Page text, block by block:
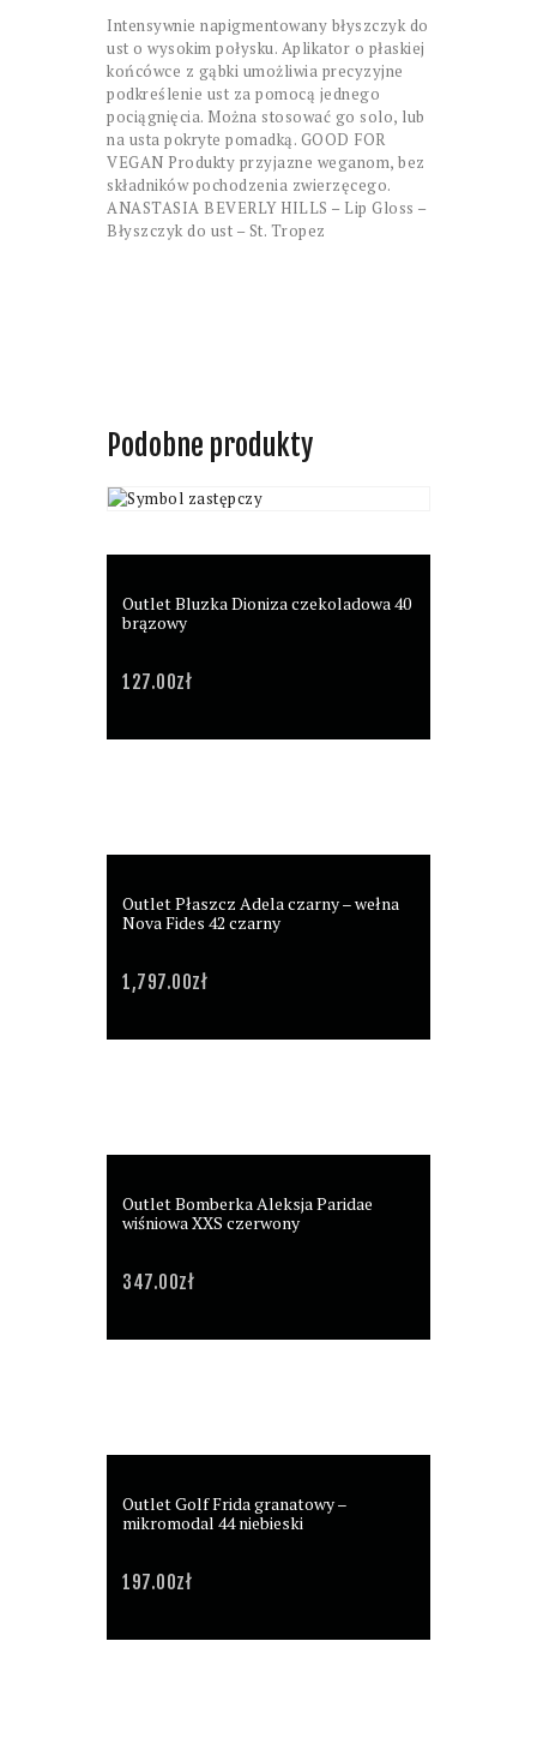
Intensywnie napigmentowany błyszczyk do
ust o wysokim połysku. Aplikator o płaskiej
końcówce z gąbki umożliwia precyzyjne
podkreślenie ust za pomocą jednego
pociągnięcia. Można stosować go solo, lub
na usta pokryte pomadką. GOOD FOR
VEGAN Produkty przyjazne weganom, bez
składników pochodzenia zwierzęcego.
ANASTASIA BEVERLY HILLS – Lip Gloss –
Błyszczyk do ust – St. Tropez
Podobne produkty
Outlet Bluzka Dioniza czekoladowa 40
brązowy
127.00zł
Outlet Płaszcz Adela czarny – wełna
Nova Fides 42 czarny
1,797.00zł
Outlet Bomberka Aleksja Paridae
wiśniowa XXS czerwony
347.00zł
Outlet Golf Frida granatowy –
mikromodal 44 niebieski
197.00zł